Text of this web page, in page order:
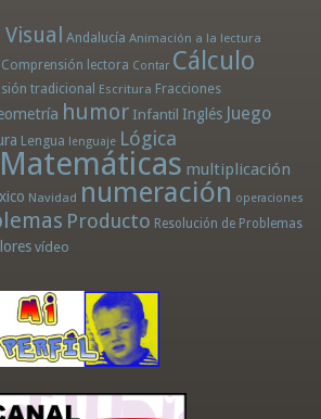
Andalucía Animación a la lectura
Comprensión lectora Contar Cálculo
tradicional Escritura Fracciones
humor Infantil Inglés Juego
Lengua lenguaje Lógica
Matemáticas multiplicación
Navidad numeración operaciones
Producto Resolución de Problemas
vídeo